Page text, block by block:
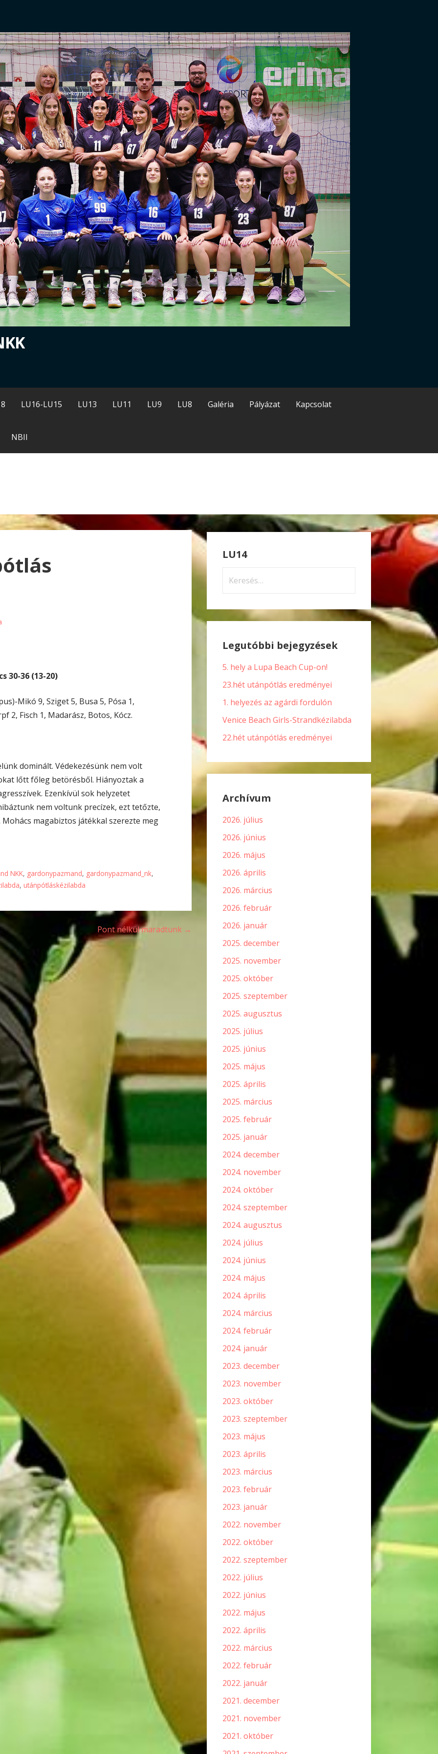
LU16-LU15 LU13 LU11 LU9 LU8 Galéria Pályázat Kapcsolat
NBII
30-36 (13-20)
Mikó 9, Sziget 5, Busa 5, Pósa 1,
2, Fisch 1, Madarász, Botos, Kócz.
dominált. Védekezésünk nem volt
lőtt főleg betörésből. Hiányoztak a
Ezenkívül sok helyzetet
nem voltunk precízek, ezt tetőzte,
magabiztos játékkal szerezte meg
NKK, gardonypazmand, gardonypazmand_nk,
,utánpótláskézilabda
Pont nélkül maradtunk →
LU14
Legutóbbi bejegyzések
5. hely a Lupa Beach Cup-on!
23.hét utánpótlás eredményei
1. helyezés az agárdi fordulón
Venice Beach Girls-Strandkézilabda
22.hét utánpótlás eredményei
Archívum
2026. július
2026. június
2026. május
2026. április
2026. március
2026. február
2026. január
2025. december
2025. november
2025. október
2025. szeptember
2025. augusztus
2025. július
2025. június
2025. május
2025. április
2025. március
2025. február
2025. január
2024. december
2024. november
2024. október
2024. szeptember
2024. augusztus
2024. július
2024. június
2024. május
2024. április
2024. március
2024. február
2024. január
2023. december
2023. november
2023. október
2023. szeptember
2023. május
2023. április
2023. március
2023. február
2023. január
2022. november
2022. október
2022. szeptember
2022. július
2022. június
2022. május
2022. április
2022. március
2022. február
2022. január
2021. december
2021. november
2021. október